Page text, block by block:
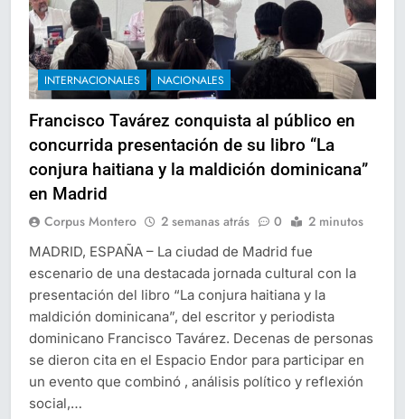
INTERNACIONALES NACIONALES
Francisco Tavárez conquista al público en
concurrida presentación de su libro “La
conjura haitiana y la maldición dominicana”
en Madrid
Corpus Montero 2 semanas atrás 0 2 minutos
MADRID, ESPAÑA – La ciudad de Madrid fue
escenario de una destacada jornada cultural con la
presentación del libro “La conjura haitiana y la
maldición dominicana”, del escritor y periodista
dominicano Francisco Tavárez. Decenas de personas
se dieron cita en el Espacio Endor para participar en
un evento que combinó , análisis político y reflexión
social,…